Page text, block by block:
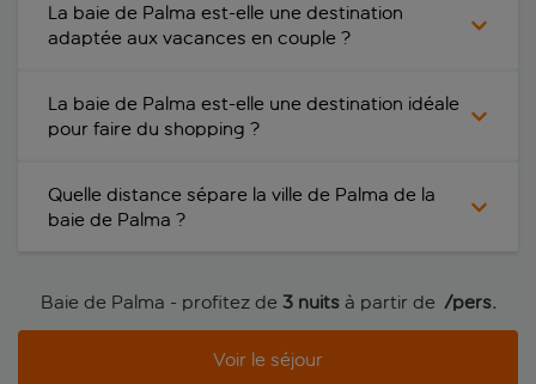
La baie de Palma est-elle une destination
adaptée aux vacances en couple ?
La baie de Palma est-elle une destination idéale
pour faire du shopping ?
Quelle distance sépare la ville de Palma de la
baie de Palma ?
Baie de Palma - profitez de 3 nuitsà partir de /pers.
Voir le séjour